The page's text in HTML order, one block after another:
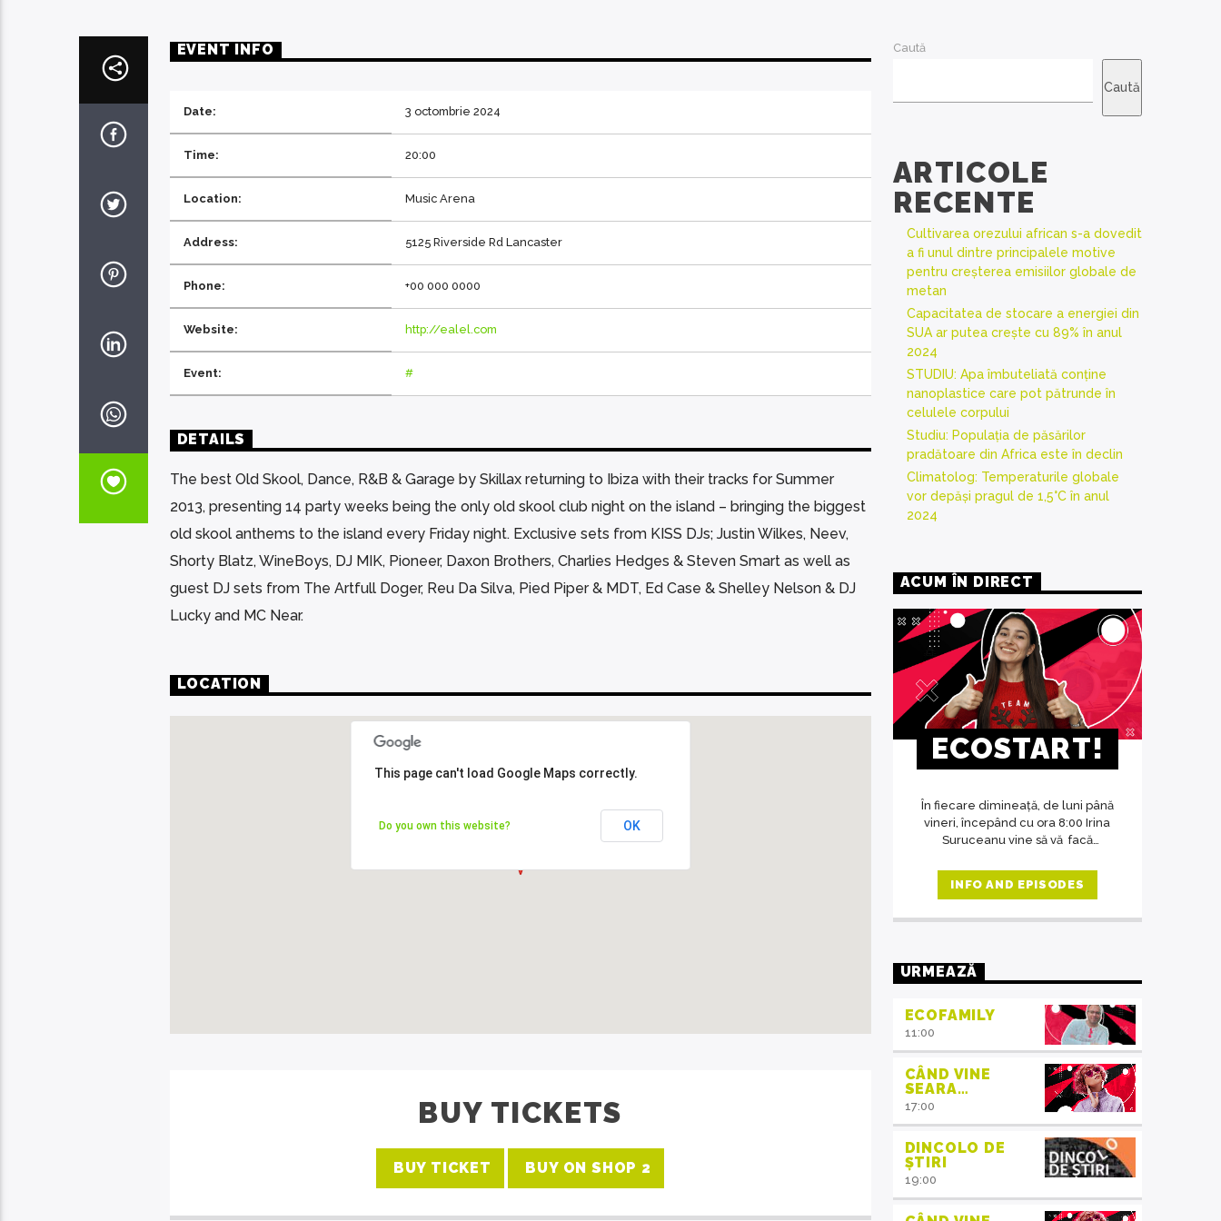
EVENT INFO
Date: 3 octombrie 2024
Time: 20:00
Location: Music Arena
Address: 5125 Riverside Rd Lancaster
Phone: +00 000 0000
Website: http://ealel.com
Event: #
DETAILS
The best Old Skool, Dance, R&B & Garage by Skillax returning to Ibiza with their tracks for Summer
2013, presenting 14 party weeks being the only old skool club night on the island – bringing the biggest
old skool anthems to the island every Friday night. Exclusive sets from KISS DJs; Justin Wilkes, Neev,
Shorty Blatz, WineBoys, DJ MIK, Pioneer, Daxon Brothers, Charlies Hedges & Steven Smart as well as
guest DJ sets from The Artfull Doger, Reu Da Silva, Pied Piper & MDT, Ed Case & Shelley Nelson & DJ
Lucky and MC Near.
LOCATION
This page can't load Google Maps correctly.
Do you own this website? OK
This page can't load Google Maps correctly.
Do you own this website? OK
BUY TICKETS
BUY TICKET BUY ON SHOP 2
Caută
Caută
ARTICOLE
RECENTE
Cultivarea orezului african s-a dovedit
a fi unul dintre principalele motive
pentru creșterea emisiilor globale de
metan
Capacitatea de stocare a energiei din
SUA ar putea crește cu 89% în anul
2024
STUDIU: Apa îmbuteliată conține
nanoplastice care pot pătrunde în
celulele corpului
Studiu: Populația de păsărilor
pradătoare din Africa este în declin
Climatolog: Temperaturile globale
vor depăși pragul de 1,5°C în anul
2024
ACUM ÎN DIRECT
ECOSTART!
În fiecare dimineață, de luni până
vineri, începând cu ora 8:00 Irina
Suruceanu vine să vă facă
INFO AND EPISODES
URMEAZĂ
ECOFAMILY
11:00
CÂND VINE
SEARA…
17:00
DINCOLO DE
ȘTIRI
19:00